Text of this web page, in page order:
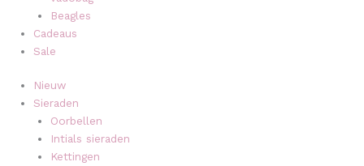
Beagles
Cadeaus
Sale
Nieuw
Sieraden
Oorbellen
Intials sieraden
Kettingen